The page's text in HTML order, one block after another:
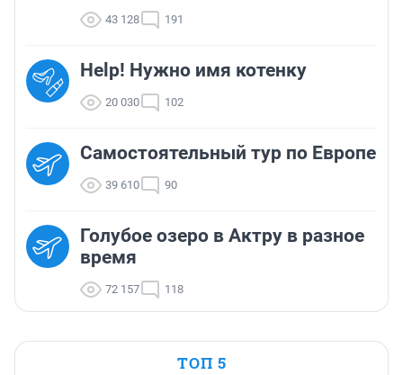
43 128 191
Help! Нужно имя котенку
20 030 102
Самостоятельный тур по Европе
39 610 90
Голубое озеро в Актру в разное
время
72 157 118
ТОП 5